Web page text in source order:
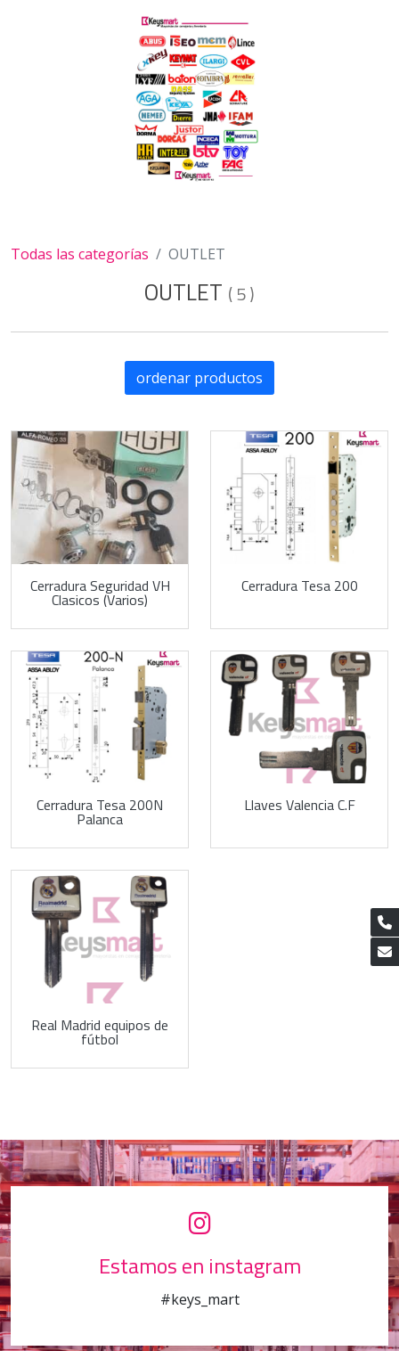
Todas las categorías OUTLET
OUTLET (5)
ordenar productos
Cerradura Seguridad VH
Clasicos (Varios)
Cerradura Tesa 200
Cerradura Tesa 200N
Palanca
Llaves Valencia C.F
Real Madrid equipos de
fútbol
Estamos en instagram
#keys_mart